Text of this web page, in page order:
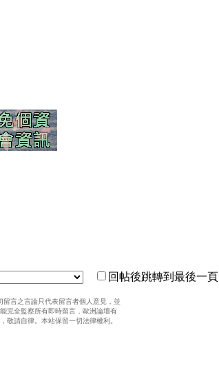
回帖後跳轉到最後一頁
言之言論只代表留言者個人意見，並
完全監察所有即時留言，歐洲論壇有
敬請自律。本站保留一切法律權利。